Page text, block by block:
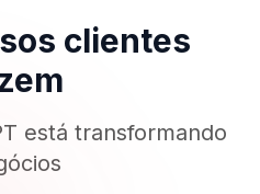
clientes
está transformando